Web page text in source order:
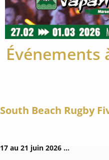
Événements
South Beach Rugby
17 au 21 juin 2026 …